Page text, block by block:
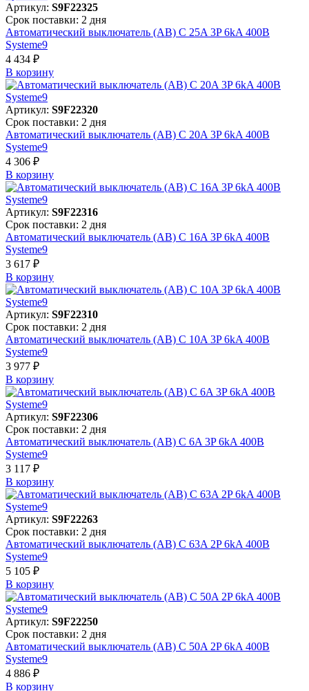
Артикул: S9F22325
Срок поставки: 2 дня
Автоматический выключатель (АВ) C 25A 3P 6kA 400В
Systeme9
4 434 ₽
В корзинy
Артикул: S9F22320
Срок поставки: 2 дня
Автоматический выключатель (АВ) C 20A 3P 6kA 400В
Systeme9
4 306 ₽
В корзинy
Артикул: S9F22316
Срок поставки: 2 дня
Автоматический выключатель (АВ) C 16A 3P 6kA 400В
Systeme9
3 617 ₽
В корзинy
Артикул: S9F22310
Срок поставки: 2 дня
Автоматический выключатель (АВ) C 10A 3P 6kA 400В
Systeme9
3 977 ₽
В корзинy
Артикул: S9F22306
Срок поставки: 2 дня
Автоматический выключатель (АВ) C 6A 3P 6kA 400В
Systeme9
3 117 ₽
В корзинy
Артикул: S9F22263
Срок поставки: 2 дня
Автоматический выключатель (АВ) C 63A 2P 6kA 400В
Systeme9
5 105 ₽
В корзинy
Артикул: S9F22250
Срок поставки: 2 дня
Автоматический выключатель (АВ) C 50A 2P 6kA 400В
Systeme9
4 886 ₽
В корзинy